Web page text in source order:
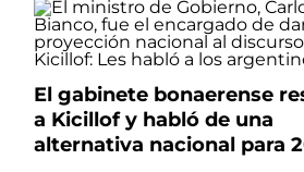
El gabinete bonaerense
a Kicillof y habló de una
alternativa nacional para